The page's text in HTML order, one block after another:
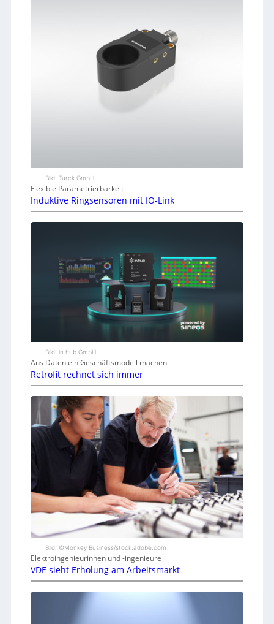
Bild: Turck GmbH
Flexible Parametrierbarkeit
Induktive Ringsensoren mit IO-Link
Bild: in.hub GmbH
Aus Daten ein Geschäftsmodell machen
Retrofit rechnet sich immer
Bild: ©Monkey Business/stock.adobe.com
Elektroingenieurinnen und -ingenieure
VDE sieht Erholung am Arbeitsmarkt